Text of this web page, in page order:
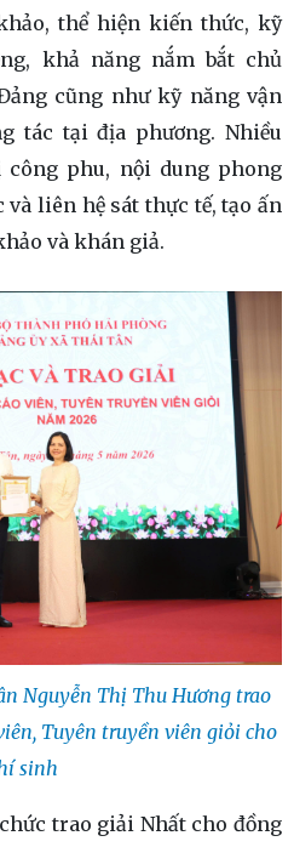
thể hiện kiến thức, kỹ
khả năng nắm bắt chủ
cũng như kỹ năng vận
tác tại địa phương. Nhiều
phu, nội dung phong
liên hệ sát thực tế, tạo ấn
và khán giả.
Nguyễn Thị Thu Hương trao
Tuyên truyền viên giỏi cho
sinh
trao giải Nhất cho đồng